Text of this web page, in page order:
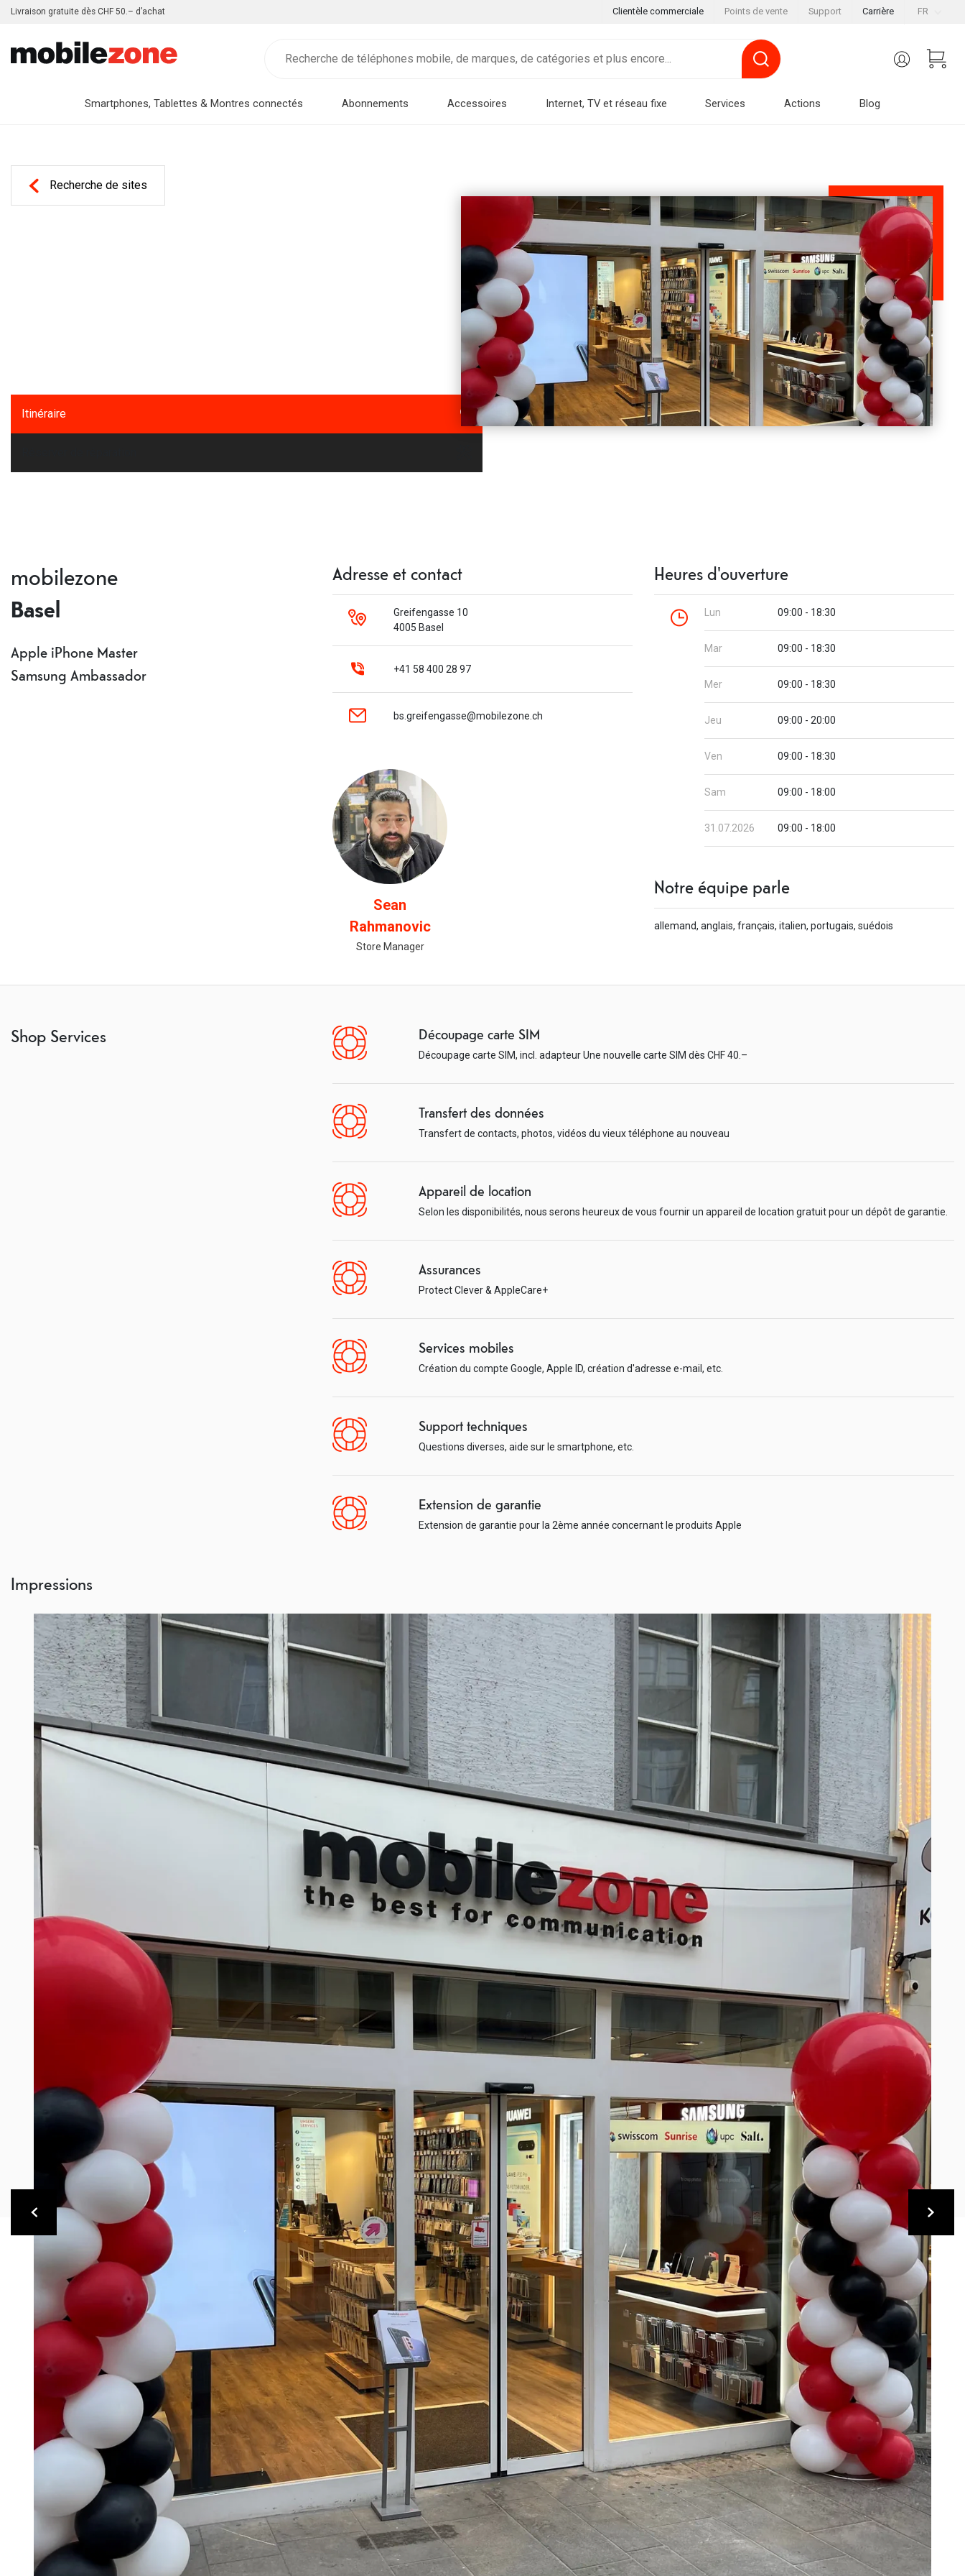
FR
Clientèle commerciale Points de vente Support Carrière
Livraison gratuite dès CHF 50.– d’achat
Smartphones, Tablettes & Montres connectés Abonnements Accessoires Internet, TV et réseau fixe Services Actions Blog
Recherche de sites
Itinéraire
mobilezone
Basel
Apple iPhone Master
Samsung Ambassador
Adresse et contact
Greifengasse 10
4005 Basel
+41 58 400 28 97
bs.greifengasse@mobilezone.ch
Sean
Rahmanovic
Store Manager
Heures d'ouverture
Lun 09:00 - 18:30
Mar 09:00 - 18:30
Mer 09:00 - 18:30
Jeu 09:00 - 20:00
Ven 09:00 - 18:30
Sam 09:00 - 18:00
31.07.2026 09:00 - 18:00
Notre équipe parle
allemand, anglais, français, italien, portugais, suédois
Shop Services Découpage carte SIM
Découpage carte SIM, incl. adapteur Une nouvelle carte SIM dès CHF 40.–
Transfert des données
Transfert de contacts, photos, vidéos du vieux téléphone au nouveau
Appareil de location
Selon les disponibilités, nous serons heureux de vous fournir un appareil de location gratuit pour un dépôt de garantie.
Assurances
Protect Clever & AppleCare+
Services mobiles
Création du compte Google, Apple ID, création d'adresse e-mail, etc.
Support techniques
Questions diverses, aide sur le smartphone, etc.
Extension de garantie
Extension de garantie pour la 2ème année concernant le produits Apple
Impressions